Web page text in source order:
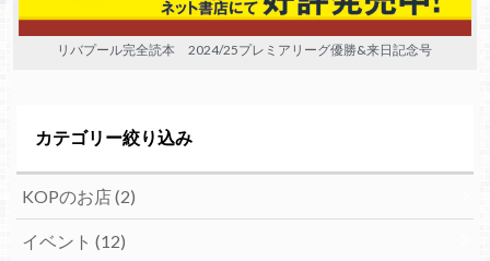
リバプール完全読本 2024/25プレミアリーグ優勝&来日記念号
カテゴリー絞り込み
KOPのお店(2)
イベント (12)